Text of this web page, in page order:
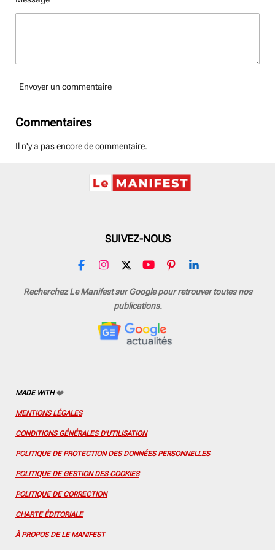
Envoyer un commentaire
Commentaires
Il n'y a pas encore de commentaire.
SUIVEZ-NOUS
F
c
I
s
r
a
X
Y
u
T
u
e
P
n
s
t
L
n
Recherchez Le Manifest sur Google pour retrouver toutes nos
publications.
MADE WITH❤️
MENTIONS LÉGALES
CONDITIONS GÉNÉRALES D'UTILISATION
POLITIQUE DE PROTECTION DES DONNÉES PERSONNELLES
POLITIQUE DE GESTION DES COOKIES
POLITIQUE DE CORRECTION
CHARTE ÉDITORIALE
À PROPOS DE LE MANIFEST